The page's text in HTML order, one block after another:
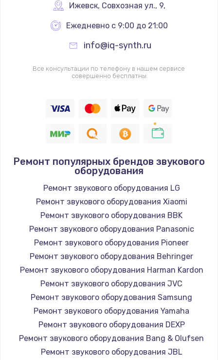
Ижевск, Совхозная ул., 9,
Ежедневно с 9:00 до 21:00
info@iq-synth.ru
Все консультации по телефону в нашем сервисе
совершенно бесплатны
Ремонт популярных брендов звукового
оборудования
Ремонт звукового оборудования LG
Ремонт звукового оборудования Xiaomi
Ремонт звукового оборудования BBK
Ремонт звукового оборудования Panasonic
Ремонт звукового оборудования Pioneer
Ремонт звукового оборудования Behringer
Ремонт звукового оборудования Harman Kardon
Ремонт звукового оборудования JVC
Ремонт звукового оборудования Samsung
Ремонт звукового оборудования Yamaha
Ремонт звукового оборудования DEXP
Ремонт звукового оборудования Bang & Olufsen
Ремонт звукового оборудования JBL